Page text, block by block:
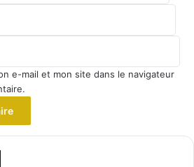
e-mail et mon site dans le navigateur